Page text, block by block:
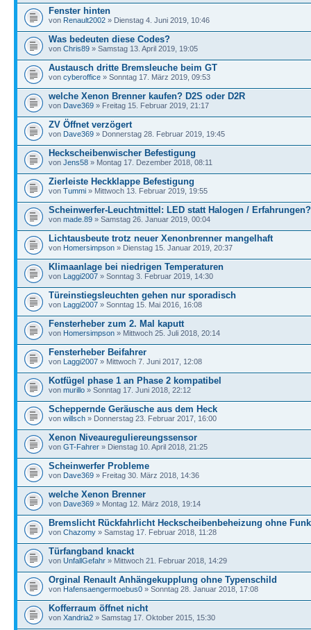
Fenster hinten
von Renault2002 » Dienstag 4. Juni 2019, 10:46
Was bedeuten diese Codes?
von Chris89 » Samstag 13. April 2019, 19:05
Austausch dritte Bremsleuche beim GT
von cyberoffice » Sonntag 17. März 2019, 09:53
welche Xenon Brenner kaufen? D2S oder D2R
von Dave369 » Freitag 15. Februar 2019, 21:17
ZV Öffnet verzögert
von Dave369 » Donnerstag 28. Februar 2019, 19:45
Heckscheibenwischer Befestigung
von Jens58 » Montag 17. Dezember 2018, 08:11
Zierleiste Heckklappe Befestigung
von Tummi » Mittwoch 13. Februar 2019, 19:55
Scheinwerfer-Leuchtmittel: LED statt Halogen / Erfahrungen?
von made.89 » Samstag 26. Januar 2019, 00:04
Lichtausbeute trotz neuer Xenonbrenner mangelhaft
von Homersimpson » Dienstag 15. Januar 2019, 20:37
Klimaanlage bei niedrigen Temperaturen
von Laggi2007 » Sonntag 3. Februar 2019, 14:30
Türeinstiegsleuchten gehen nur sporadisch
von Laggi2007 » Sonntag 15. Mai 2016, 16:08
Fensterheber zum 2. Mal kaputt
von Homersimpson » Mittwoch 25. Juli 2018, 20:14
Fensterheber Beifahrer
von Laggi2007 » Mittwoch 7. Juni 2017, 12:08
Kotfügel phase 1 an Phase 2 kompatibel
von murillo » Sonntag 17. Juni 2018, 22:12
Scheppernde Geräusche aus dem Heck
von willsch » Donnerstag 23. Februar 2017, 16:00
Xenon Niveaureguliereungssensor
von GT-Fahrer » Dienstag 10. April 2018, 21:25
Scheinwerfer Probleme
von Dave369 » Freitag 30. März 2018, 14:36
welche Xenon Brenner
von Dave369 » Montag 12. März 2018, 19:14
Bremslicht Rückfahrlicht Heckscheibenbeheizung ohne
von Chazomy » Samstag 17. Februar 2018, 11:28
Türfangband knackt
von UnfallGefahr » Mittwoch 21. Februar 2018, 14:29
Orginal Renault Anhängekupplung ohne Typenschild
von Hafensaengermoebus0 » Sonntag 28. Januar 2018, 17:08
Kofferraum öffnet nicht
von Xandria2 » Samstag 17. Oktober 2015, 15:30